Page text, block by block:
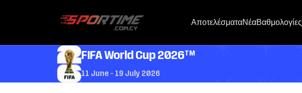
ΑποτελέσματαΝέαΒαθμολογίες
FIFA World Cup 2026TM
11 June - 19 July 2026